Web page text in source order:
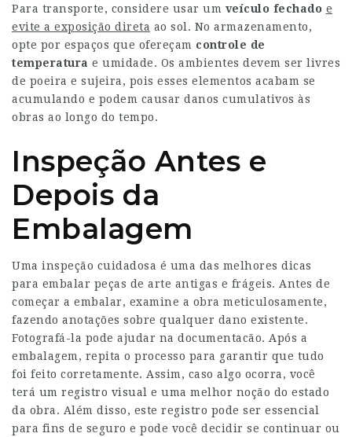
Para transporte, considere usar um veículo fechado e
evite a exposição direta ao sol. No armazenamento,
opte por espaços que ofereçam controle de
temperatura e umidade. Os ambientes devem ser livres
de poeira e sujeira, pois esses elementos acabam se
acumulando e podem causar danos cumulativos às
obras ao longo do tempo.
Inspeção Antes e
Depois da
Embalagem
Uma inspeção cuidadosa é uma das melhores dicas
para embalar peças de arte antigas e frágeis. Antes de
começar a embalar, examine a obra meticulosamente,
fazendo anotações sobre qualquer dano existente.
Fotografá-la pode ajudar na documentacão. Após a
embalagem, repita o processo para garantir que tudo
foi feito corretamente. Assim, caso algo ocorra, você
terá um registro visual e uma melhor noção do estado
da obra. Além disso, este registro pode ser essencial
para fins de seguro e pode você decidir se continuar ou